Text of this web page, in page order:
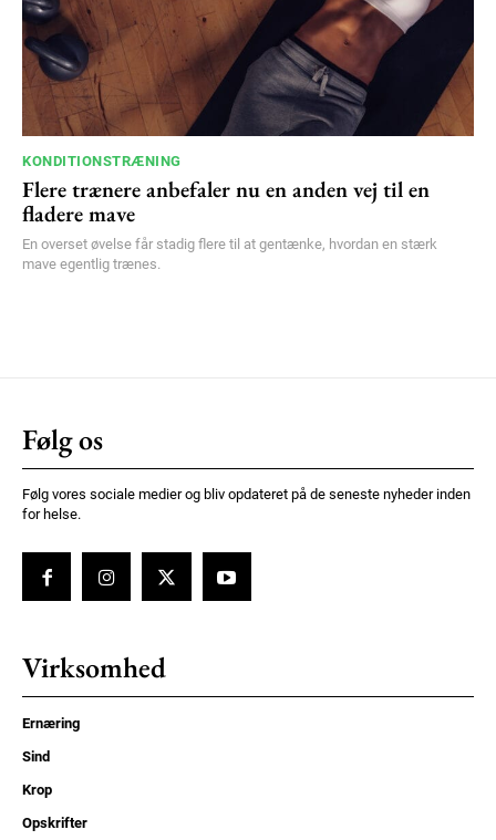
KONDITIONSTRÆNING
Flere trænere anbefaler nu en anden vej til en
fladere mave
En overset øvelse får stadig flere til at gentænke, hvordan en stærk
mave egentlig trænes.
Følg os
Følg vores sociale medier og bliv opdateret på de seneste nyheder inden
for helse.
Virksomhed
Ernæring
Sind
Krop
Opskrifter